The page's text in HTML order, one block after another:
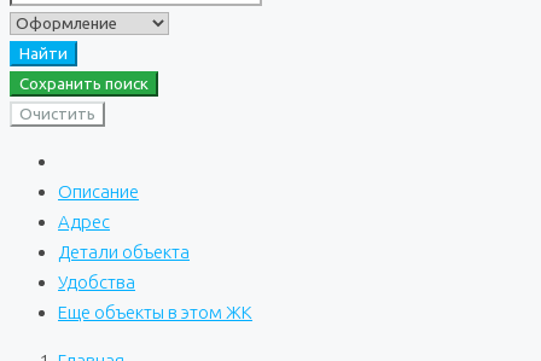
Найти
Сохранить поиск
Очистить
Описание
Адрес
Детали объекта
Удобства
Еще объекты в этом ЖК